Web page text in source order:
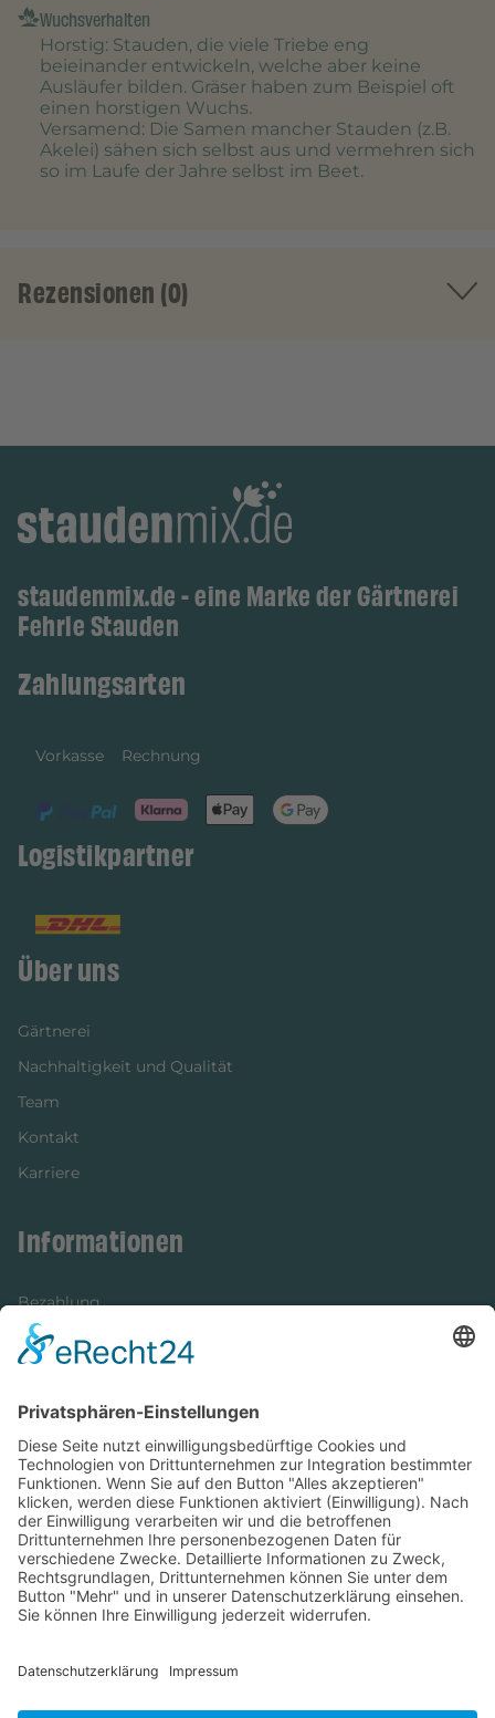
Wuchsverhalten
Horstig: Stauden, die viele Triebe eng
beieinander entwickeln, welche aber keine
Ausläufer bilden. Gräser haben zum Beispiel oft
einen horstigen Wuchs.
Versamend: Die Samen mancher Stauden (z.B.
Akelei) sähen sich selbst aus und vermehren sich
so im Laufe der Jahre selbst im Beet.
Rezensionen (0)
staudenmix.de - eine Marke der Gärtnerei
Fehrle Stauden
Zahlungsarten
Vorkasse Rechnung
Logistikpartner
Über uns
Gärtnerei
Nachhaltigkeit und Qualität
Team
Kontakt
Karriere
Informationen
Bezahlung
Newsletter
Versandinformationen
Verfügbarkeit/Verträglichkeit
Rechtliches
Widerrufsrecht und Widerrufsformular
Impressum
Datenschutzerklärung
Cookie-Einstellungen